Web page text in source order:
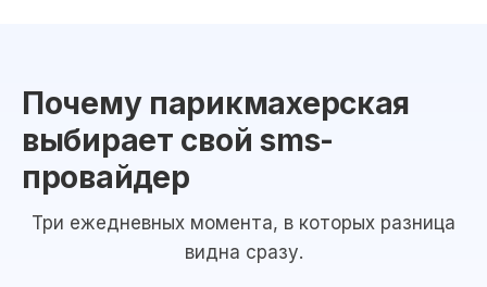
Почему парикмахерская
выбирает свой sms-
провайдер
Три ежедневных момента, в которых разница
видна сразу.